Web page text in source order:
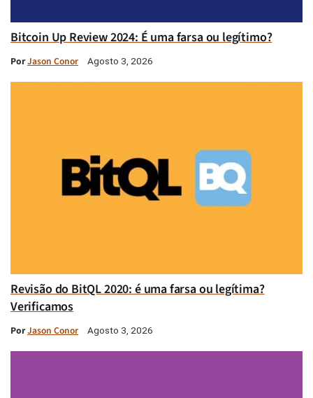
Bitcoin Up Review 2024: É uma farsa ou legítimo?
PorJason Conor Agosto 3, 2026
Revisão do BitQL 2020: é uma farsa ou legítima?
Verificamos
PorJason Conor Agosto 3, 2026